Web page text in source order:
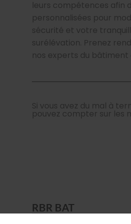
leurs compétences afin
personnalisées pour
sécurité et votre
surélévation. Prenez
nos experts du
Si vous avez du mal à
pouvez compter sur les
RBR BAT